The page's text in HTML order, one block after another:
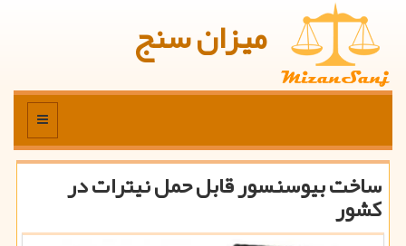
میزان سنج
منو
ساخت بیوسنسور قابل حمل نیترات در
كشور